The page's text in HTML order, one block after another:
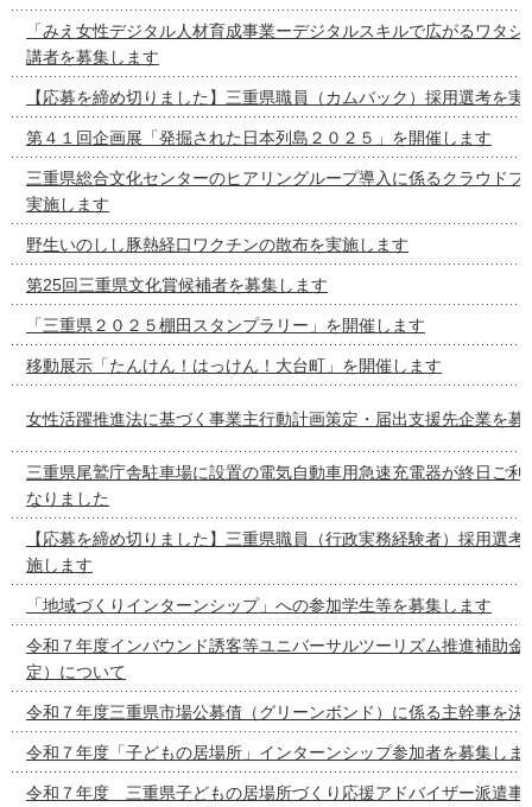
「みえ女性デジタル人材育成事業ーデジタルスキルで広がるワタ
講者を募集します
【応募を締め切りました】三重県職員（カムバック）採用選考を実
第４１回企画展「発掘された日本列島２０２５」を開催します
三重県総合文化センターのヒアリングループ導入に係るクラウドフ
実施します
野生いのしし豚熱経口ワクチンの散布を実施します
第25回三重県文化賞候補者を募集します
「三重県２０２５棚田スタンプラリー」を開催します
移動展示「たんけん！はっけん！大台町」を開催します
女性活躍推進法に基づく事業主行動計画策定・届出支援先企業を募
三重県尾鷲庁舎駐車場に設置の電気自動車用急速充電器が終日ご利
なりました
【応募を締め切りました】三重県職員（行政実務経験者）採用選
施します
「地域づくりインターンシップ」への参加学生等を募集します
令和７年度インバウンド誘客等ユニバーサルツーリズム推進補助金
定）について
令和７年度三重県市場公募債（グリーンボンド）に係る主幹事を決
令和７年度「子どもの居場所」インターンシップ参加者を募集しま
令和７年度 三重県子どもの居場所づくり応援アドバイザー派遣事